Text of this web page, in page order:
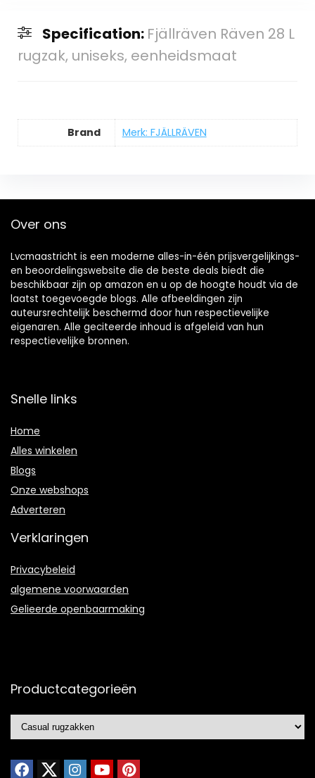
Specification: Fjällräven Räven 28 L
rugzak, uniseks, eenheidsmaat
Brand Merk: FJÄLLRÄVEN
Over ons
Lvcmaastricht is een moderne alles-in-één prijsvergelijkings-
en beoordelingswebsite die de beste deals biedt die
beschikbaar zijn op amazon en u op de hoogte houdt via de
laatst toegevoegde blogs. Alle afbeeldingen zijn
auteursrechtelijk beschermd door hun respectievelijke
eigenaren. Alle geciteerde inhoud is afgeleid van hun
respectievelijke bronnen.
Snelle links
Home
Alles winkelen
Blogs
Onze webshops
Adverteren
Verklaringen
Privacybeleid
algemene voorwaarden
Gelieerde openbaarmaking
Productcategorieën